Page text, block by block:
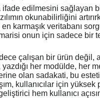
edilmesini sağlayan
okunabilirliğini
veritabanı
onun için sadece
çalışan bir ürün
her modülde, her
olan sadakati, bu
kullanıcılar için
hem kullanıcı